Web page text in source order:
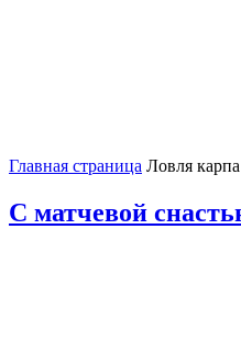
Главная страница Ловля карпа
С матчевой